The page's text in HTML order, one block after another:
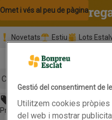
Omet i vés al contingut
Omet i vés a la cerca
Omet i vés al peu de pàgina
Novetats Estiu Lots
Promoció clients nous
Botó del menú principal
Abans 109,0€
Preu rebaixat. Vàlid fins 31/05/2026
Gestió del consentiment de
Utilitzem cookies pròpies
del web i mostrar